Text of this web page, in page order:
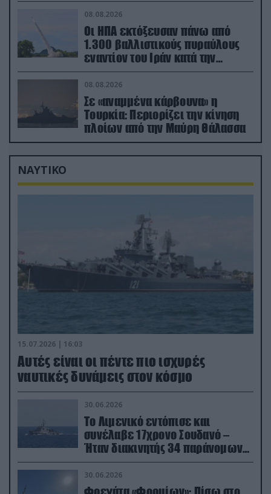
08.08.2026
Οι ΗΠΑ εκτόξευσαν πάνω από
1.300 βαλλιστικούς πυραύλους
εναντίον του Ιράν κατά την
διάρκεια του πολέμου
08.08.2026
Σε «αναμμένα κάρβουνα» η
Τουρκία: Περιορίζει την κίνηση
πλοίων από την Μαύρη Θάλασσα
ΝΑΥΤΙΚΟ
15.07.2026 | 16:03
Aυτές είναι οι πέντε πιο ισχυρές
ναυτικές δυνάμεις στον κόσμο
30.06.2026
Το Λιμενικό εντόπισε και
συνέλαβε 17χρονο Σουδανό –
Ήταν διακινητής 34 παράνομων
μεταναστών
30.06.2026